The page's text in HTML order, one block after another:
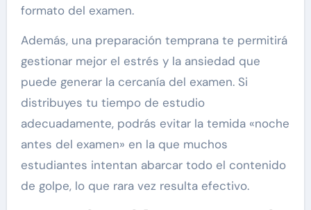
formato del examen.
Además, una preparación temprana te permitirá
gestionar mejor el estrés y la ansiedad que
puede generar la cercanía del examen. Si
distribuyes tu tiempo de estudio
adecuadamente, podrás evitar la temida «noche
antes del examen» en la que muchos
estudiantes intentan abarcar todo el contenido
de golpe, lo que rara vez resulta efectivo.